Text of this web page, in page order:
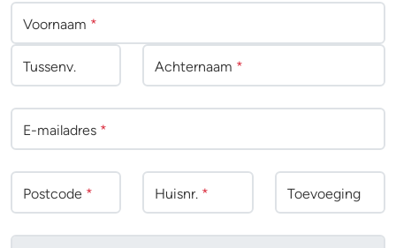
Voornaam *
Tussenv. Achternaam *
E-mailadres *
Postcode * Huisnr. * Toevoeging